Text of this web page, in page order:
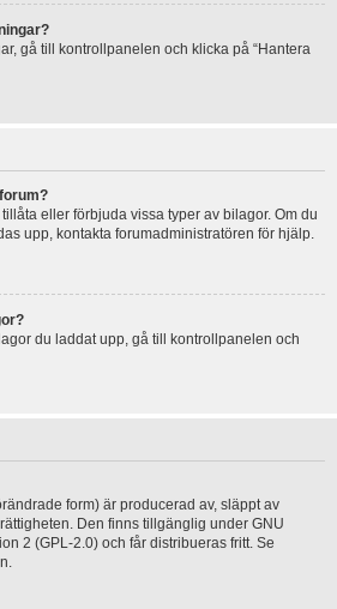
gå till kontrollpanelen och klicka på “Hantera
eller förbjuda vissa typer av bilagor. Om du
upp, kontakta forumadministratören för hjälp.
du laddat upp, gå till kontrollpanelen och
form) är producerad av, släppt av
Den finns tillgänglig under GNU
2 (GPL-2.0) och får distribueras fritt. Se